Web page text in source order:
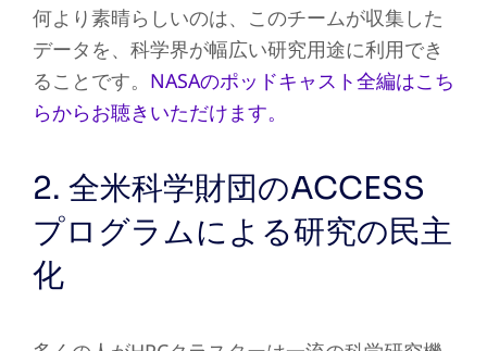
何より素晴らしいのは、このチームが収集した
データを、科学界が幅広い研究用途に利用でき
ることです。 NASAのポッドキャスト全編はこち
らからお聴きいただけます。
2. 全米科学財団のACCESS
プログラムによる研究の民主
化